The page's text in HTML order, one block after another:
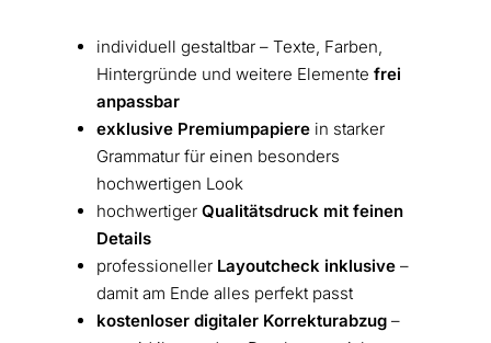
individuell gestaltbar – Texte, Farben,
Hintergründe und weitere Elemente frei
anpassbar
exklusive Premiumpapierein starker
Grammatur für einen besonders
hochwertigen Look
hochwertiger Qualitätsdruck mit feinen
Details
professioneller Layoutcheck inklusive–
damit am Ende alles perfekt passt
kostenloser digitaler Korrekturabzug–